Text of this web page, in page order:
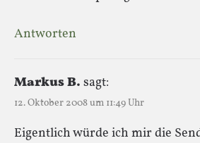
Antworten
Markus B. sagt:
12. Oktober 2008 um 11:49 Uhr
Eigentlich würde ich mir die